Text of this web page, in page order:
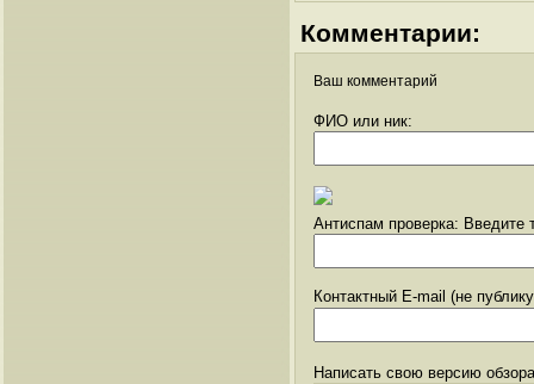
Комментарии:
Ваш комментарий
ФИО или ник:
Антиспам проверка: Введите
Контактный E-mail (не
Написать свою версию